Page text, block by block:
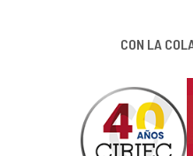
CON LA